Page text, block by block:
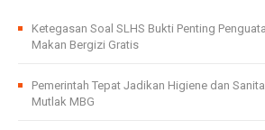
Ketegasan Soal SLHS Bukti Penting
Makan Bergizi Gratis
Pemerintah Tepat Jadikan Higiene dan
Mutlak MBG